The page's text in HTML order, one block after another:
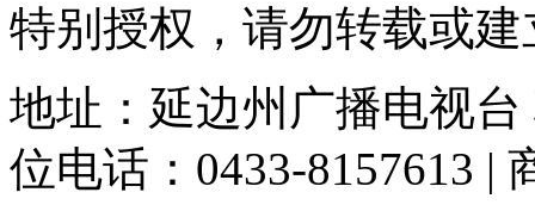
特别授权，请勿转载或
地址：延边州广播电视
位电话：0433-8157613 |